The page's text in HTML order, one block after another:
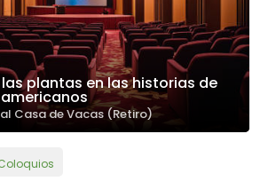
las plantas en las historias de
Casa de Vacas (Retiro)